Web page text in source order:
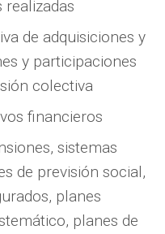
realizadas
de adquisiciones y
y participaciones
colectiva
financieros
sistemas
de previsión social,
planes
planes de